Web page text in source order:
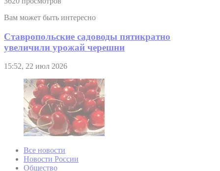
Вам может быть интересно
Ставропольские садоводы пятикратно
увеличили урожай черешни
15:52, 22 июл 2026
Все новости
Новости России
Общество